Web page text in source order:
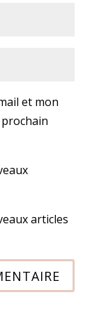
et mon
articles